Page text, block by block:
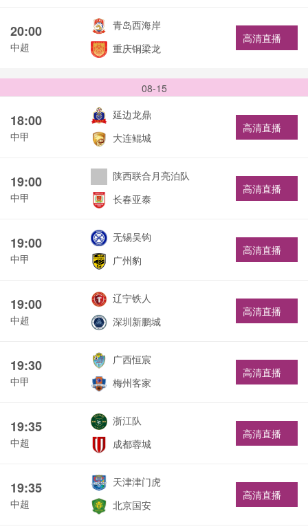
20:00
中超
青岛西海岸
重庆铜梁龙
高清直播
08-15
18:00
中甲
延边龙鼎
大连鲲城
高清直播
19:00
中甲
陕西联合月亮泊队
长春亚泰
高清直播
19:00
中甲
无锡吴钩
广州豹
高清直播
19:00
中超
辽宁铁人
深圳新鹏城
高清直播
19:30
中甲
广西恒宸
梅州客家
高清直播
19:35
中超
浙江队
成都蓉城
高清直播
19:35
中超
天津津门虎
北京国安
高清直播